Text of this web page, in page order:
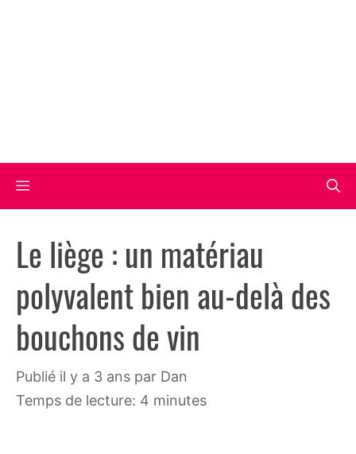
Menu
Le liège : un matériau
polyvalent bien au-delà des
bouchons de vin
publié il y a 3 ans par Dan
Temps de lecture: 4 minutes